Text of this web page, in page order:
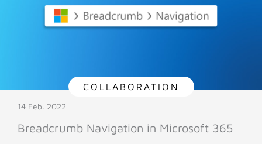
COLLABORATION
14 Feb. 2022
Breadcrumb Navigation in Microsoft 365